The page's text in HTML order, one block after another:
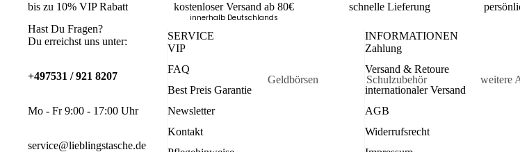
Geldbörsen
Schulzubehör
Schul-Accessoires
weitere
bis zu 10% VIP Rabatt kostenloser Versand ab 80€
innerhalb Deutschlands
schnelle Lieferung
Hast Du Fragen?
Du erreichst uns unter:
+497531 / 921 8207
Mo - Fr 9:00 - 17:00 Uhr
service@lieblingstasche.de
SERVICE
VIP
FAQ
Best Preis Garantie
Newsletter
Kontakt
INFORMATIONEN
Zahlung
Versand & Retoure
internationaler Versand
AGB
Widerrufsrecht
Datenschutzerklärung
AGB